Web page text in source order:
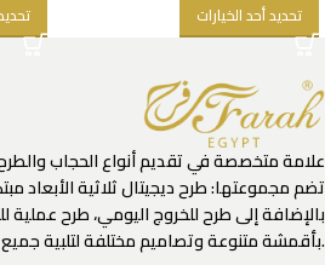
تحديد أحد الخيارات
علامة متخصصة في تقديم أنواع الحجاب
تضم مجموعتها: طرح ديجيتال ثلاثية الأبعاد
بالإضافة إلى طرح للخروج اليومي، طرح عملية
.بأقمشة متنوعة وتصاميم مختلفة لتلبية جميع